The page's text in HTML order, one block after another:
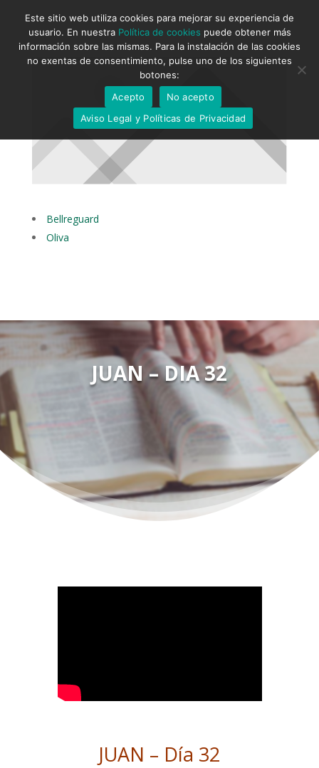
Bellreguard
Oliva
JUAN – DIA 32
JUAN – Día 32
Este sitio web utiliza cookies para mejorar su experiencia de
usuario. En nuestra Política de cookies puede obtener más
información sobre las mismas. Para la instalación de las cookies
no exentas de consentimiento, pulse uno de los siguientes
botones:
Acepto
No acepto
Aviso Legal y Políticas de Privacidad